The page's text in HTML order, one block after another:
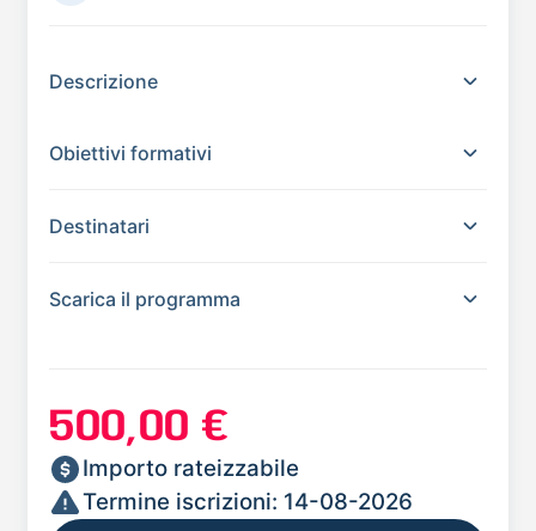
Descrizione
Obiettivi formativi
Destinatari
Scarica il programma
500,00 €
Importo rateizzabile
Termine iscrizioni: 14-08-2026